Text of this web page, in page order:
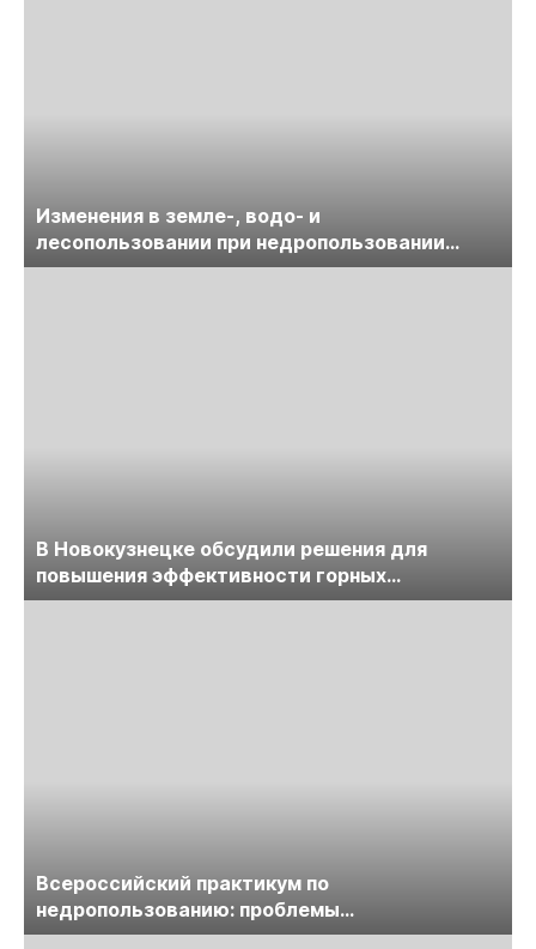
Изменения в земле-, водо- и
лесопользовании при недропользовании
обсудят на семинаре «ПравоТЭК»
В Новокузнецке обсудили решения для
повышения эффективности горных
предприятий
Всероссийский практикум по
недропользованию: проблемы
лицензирования, цифровизации, экспертизы